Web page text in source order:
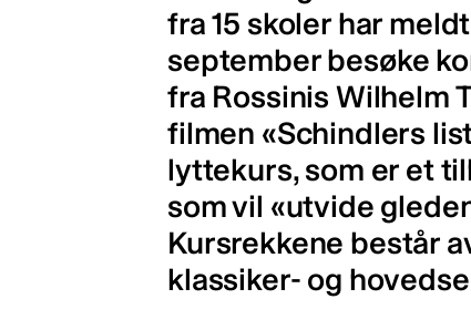
fra 15 skoler har
september besøke
fra Rossinis Wilhelm
filmen «Schindlers
lyttekurs, som er et
som vil «utvide
Kursrekkene består
klassiker- og